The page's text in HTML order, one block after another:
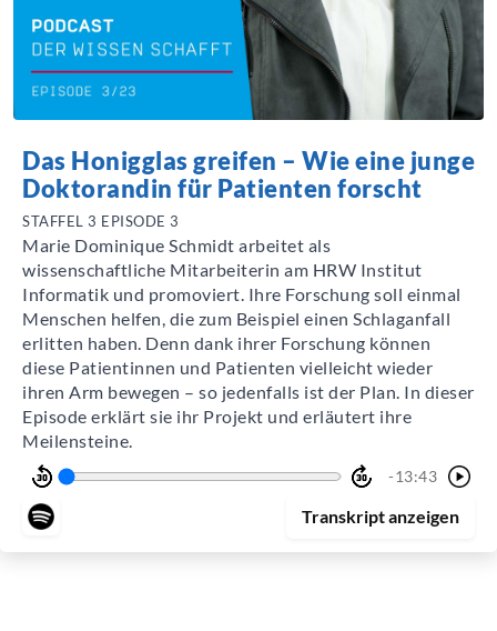
Das Honigglas greifen – Wie eine junge
Doktorandin für Patienten forscht
STAFFEL 3 EPISODE 3
Marie Dominique Schmidt arbeitet als
wissenschaftliche Mitarbeiterin am HRW Institut
Informatik und promoviert. Ihre Forschung soll einmal
Menschen helfen, die zum Beispiel einen Schlaganfall
erlitten haben. Denn dank ihrer Forschung können
diese Patientinnen und Patienten vielleicht wieder
ihren Arm bewegen – so jedenfalls ist der Plan. In dieser
Episode erklärt sie ihr Projekt und erläutert ihre
Meilensteine.
-13:43
Transkriptanzeigen